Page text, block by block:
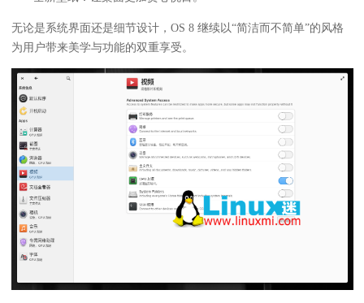
无论是系统界面还是细节设计，OS 8 继续以“简洁而不简单”的风格
为用户带来美学与功能的双重享受。